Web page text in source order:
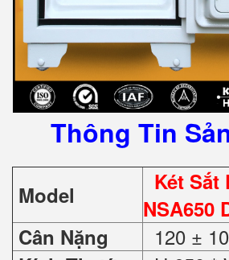
Thông Tin
Model
Két Sắt
NSA650
Cân Nặng
120 ±